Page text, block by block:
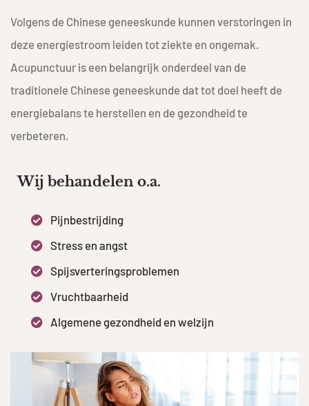
Volgens de Chinese geneeskunde kunnen verstoringen in
deze energiestroom leiden tot ziekte en ongemak.
Acupunctuur is een belangrijk onderdeel van de
traditionele Chinese geneeskunde dat tot doel heeft de
energiebalans te herstellen en de gezondheid te
verbeteren.
Wij behandelen o.a.
Pijnbestrijding
Stress en angst
Spijsverteringsproblemen
Vruchtbaarheid
Algemene gezondheid en welzijn